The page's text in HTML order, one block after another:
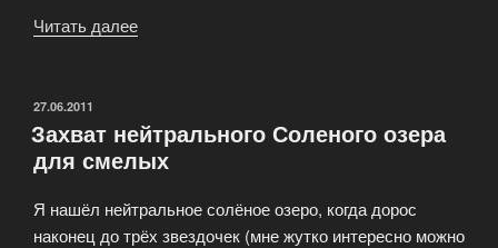
Читать далее
тестировании
героев!»
ОПУБЛИКОВАНО
27.06.2011
Захват нейтрального Соленого озера
для смелых
Я нашёл нейтральное солёное озеро, когда дорос
наконец до трёх звездочек (мне жутко интересно можно